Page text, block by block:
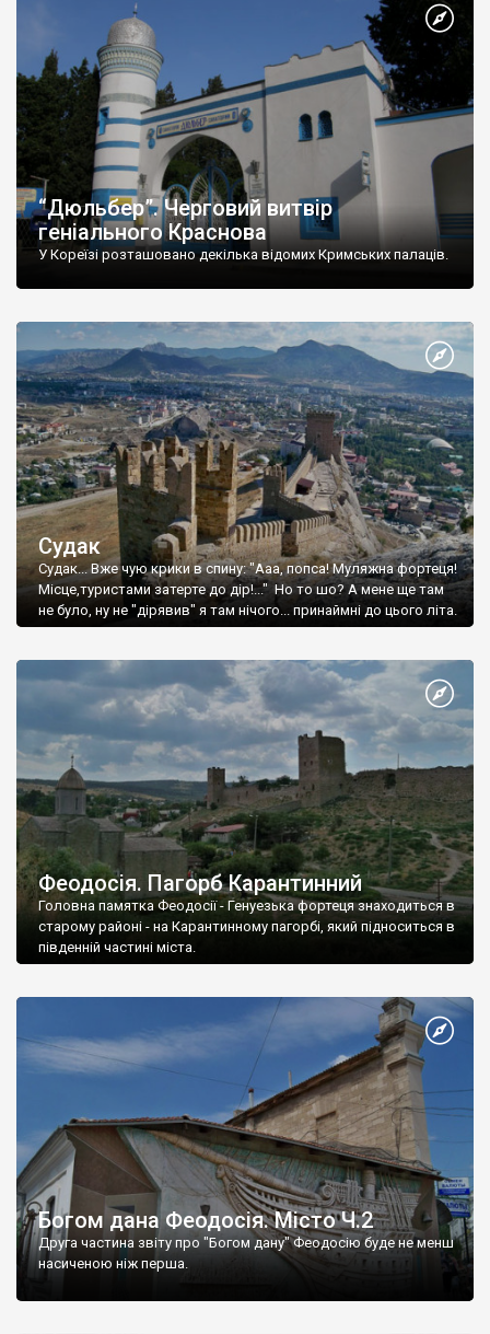
“Дюльбер”. Черговий витвір
геніального Краснова
У Кореїзі розташовано декілька відомих Кримських палаців.
Судак
Судак... Вже чую крики в спину: "Ааа, попса! Муляжна фортеця!
Місце,туристами затерте до дір!..." Но то шо? А мене ще там
не було, ну не "дірявив" я там нічого... принаймні до цього літа.
Феодосія. Пагорб Карантинний
Головна памятка Феодосії - Генуезька фортеця знаходиться в
старому районі - на Карантинному пагорбі, який підноситься в
південній частині міста.
Богом дана Феодосія. Місто Ч.2
Друга частина звіту про "Богом дану" Феодосію буде не менш
насиченою ніж перша.